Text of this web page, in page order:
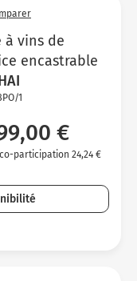
à vins de
encastrable
1
€
participation 24,24 €